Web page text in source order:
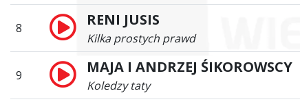
8 RENI JUSIS
Kilka prostych prawd
9 MAJA I ANDRZEJ ŚIKOROWSCY
Koledzy taty